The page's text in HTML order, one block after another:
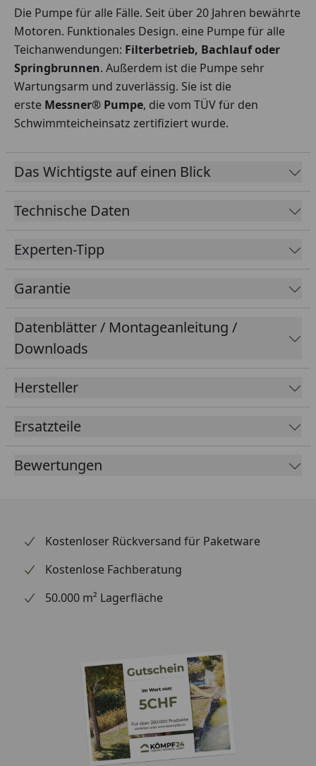
Die Pumpe für alle Fälle. Seit über 20 Jahren bewährte
Motoren. Funktionales Design. eine Pumpe für alle
Teichanwendungen: Filterbetrieb, Bachlauf oder
Springbrunnen. Außerdem ist die Pumpe sehr
Wartungsarm und zuverlässig. Sie ist die
erste Messner® Pumpe, die vom TÜV für den
Schwimmteicheinsatz zertifiziert wurde.
Das Wichtigste auf einen Blick
Technische Daten
Experten-Tipp
Garantie
Datenblätter / Montageanleitung /
Downloads
Hersteller
Ersatzteile
Bewertungen
Kostenloser Rückversand für Paketware
Kostenlose Fachberatung
50.000 m² Lagerfläche